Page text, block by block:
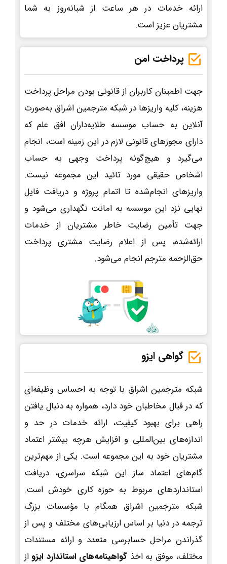
ارائه خدمات در هر ساعت از شبانه‌روز به شما
مشتریان عزیز است.
پرداخت امن
جهت اطمینان کاربران از قانونی بودن مراحل پرداخت
هزینه، کلیه واریزها در شبکه مترجمین اشراق به‌صورت
آنلاین به حساب موسسه طلایه‌داران افق علم که
دارای مجوزهای قانونی لازم در این زمینه است، انجام
می‌گیرد و هیچ‌گونه پرداخت وجهی به حساب
اشخاص حقیقی مورد تائید این مجموعه نیست.
واریزهای انجام‌شده تا اتمام پروژه و دریافت فایل
نهایی نزد این موسسه به امانت نگهداری می‌شود و
جهت تأمین رضایت خاطر مشتریان از خدمات
ارائه‌شده، پس از اعلام رضایت مشتری پرداخت
حق‌الزحمه مترجم انجام می‌شود.
گواهی ایزو
شبکه مترجمین اشراق با توجه به احساس وظیفه‌ای
که در قبال مخاطبان خود دارد، همواره به دنبال یافتن
راهی برای بهبود کیفیت، ارائه خدمات در حد و
اندازه‌های بین‌المللی و افزایش هرچه بیشتر اعتماد
مشتریان خود به این مجموعه است. یکی از مهم‌ترین
گام‌های اعتماد ساز این شبکه سراسری، دریافت
استانداردهای مربوط به حوزه کاری خودش است.
شبکه مترجمین اشراق همگام با مؤسسات بزرگ
ترجمه در دنیا بر اساس ارزیابی‌های مختلف و پس از
گذراندن مراحل حسابرسی متعدد و ارائه مستندات
مختلف، موفق به اخذ گواهینامه‌های استاندارد ایزو از